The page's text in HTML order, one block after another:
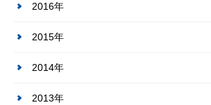
2016年
2015年
2014年
2013年